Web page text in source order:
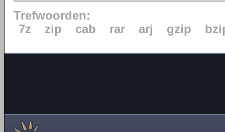
Trefwoorden:
7z
zip cab rar arj gzip